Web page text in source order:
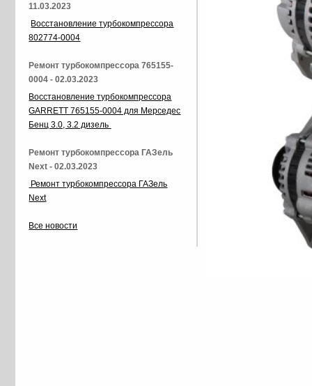
11.03.2023
Восстановление турбокомпрессора
802774-0004
Ремонт турбокомпрессора 765155-
0004 - 02.03.2023
Восстановление турбокомпрессора
GARRETT 765155-0004 для Мерседес
Бенц 3.0, 3.2 дизель
Ремонт турбокомпрессора ГАЗель
Next - 02.03.2023
Ремонт турбокомпрессора ГАЗель
Next
Все новости